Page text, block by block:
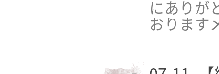
にありが
おります